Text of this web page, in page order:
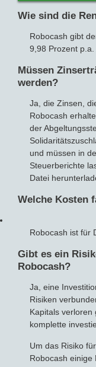
Wie sind die
Robocash gibt
9,98 Prozent
Müssen
werden?
Ja, die Zinsen,
Robocash
der
und müssen in
Steuerberichte
Datei
Welche Kosten
Robocash ist für
Gibt es ein
Robocash?
Ja, eine
Risiken
Kapitals verloren
komplette
Um das Risiko
Robocash einige